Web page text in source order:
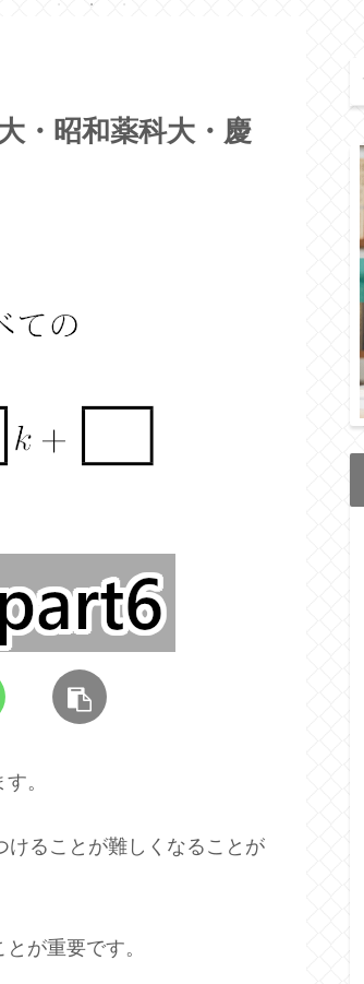
・昭和薬科大・慶
。
けることが難しくなることが
が重要です。